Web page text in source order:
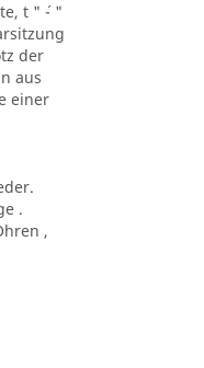
t " ´- "
der
aus
einer
.
,